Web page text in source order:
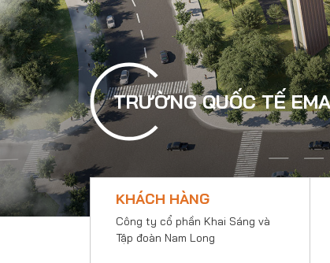
TRƯỜNG QUỐC TẾ
KHÁCH HÀNG
Công ty cổ phần Khai Sáng và
Tập đoàn Nam Long